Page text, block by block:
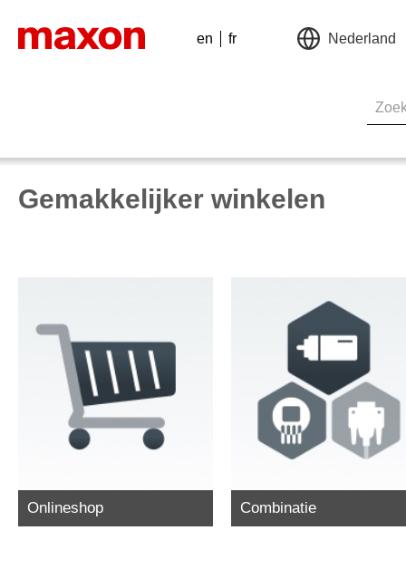
en fr Nederland
Gemakkelijker winkelen
Onlineshop Combinatie